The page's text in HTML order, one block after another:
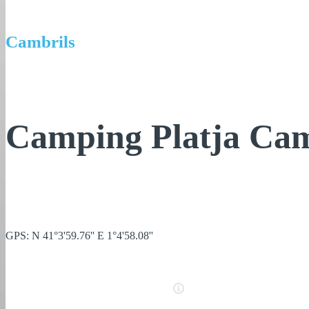
Cambrils
Camping Platja
GPS: N 41°3'59.76'' E 1°4'58.08''